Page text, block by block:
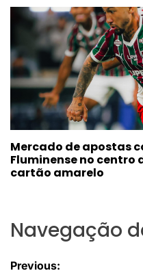
Mercado de apostas
Fluminense no centro
cartão amarelo
Navegação
Previous: